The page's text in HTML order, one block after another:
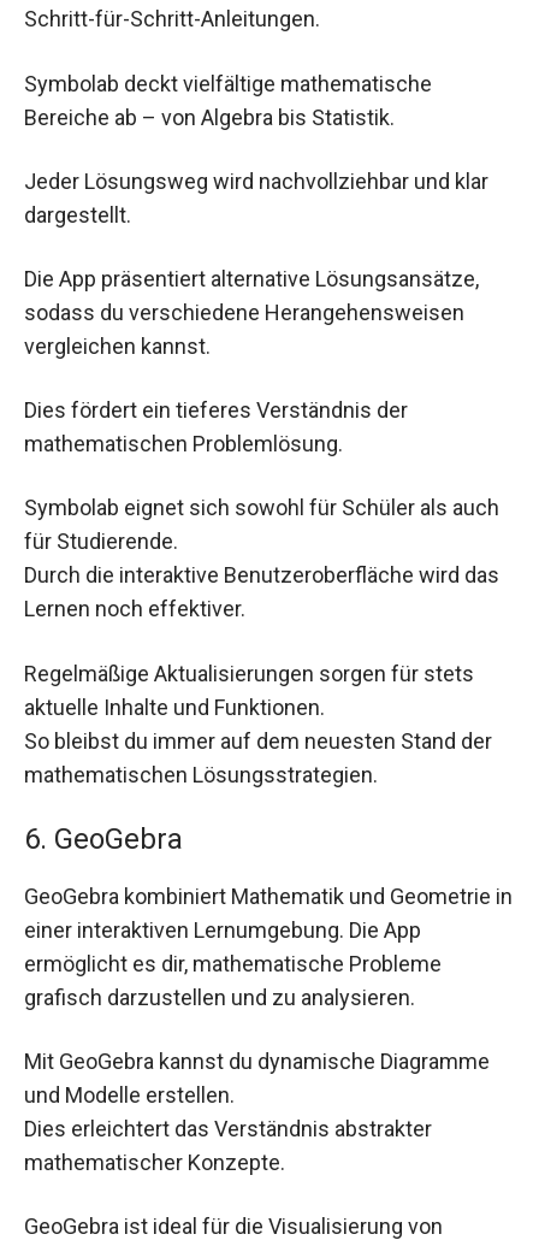
Schritt-für-Schritt-Anleitungen.
Symbolab deckt vielfältige mathematische
Bereiche ab – von Algebra bis Statistik.
Jeder Lösungsweg wird nachvollziehbar und klar
dargestellt.
Die App präsentiert alternative Lösungsansätze,
sodass du verschiedene Herangehensweisen
vergleichen kannst.
Dies fördert ein tieferes Verständnis der
mathematischen Problemlösung.
Symbolab eignet sich sowohl für Schüler als auch
für Studierende.
Durch die interaktive Benutzeroberfläche wird das
Lernen noch effektiver.
Regelmäßige Aktualisierungen sorgen für stets
aktuelle Inhalte und Funktionen.
So bleibst du immer auf dem neuesten Stand der
mathematischen Lösungsstrategien.
6. GeoGebra
GeoGebra kombiniert Mathematik und Geometrie in
einer interaktiven Lernumgebung. Die App
ermöglicht es dir, mathematische Probleme
grafisch darzustellen und zu analysieren.
Mit GeoGebra kannst du dynamische Diagramme
und Modelle erstellen.
Dies erleichtert das Verständnis abstrakter
mathematischer Konzepte.
GeoGebra ist ideal für die Visualisierung von